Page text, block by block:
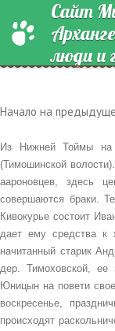
Сайт
люди и
Начало на
Из Нижней Тоймы на
(Тимошинской
аароновцев, здесь
совершаются браки.
Кивокурье состоит
дает ему средства к
начитанный старик
дер. Тимоховской, ее
Юницын на повети
воскресенье,
происходят